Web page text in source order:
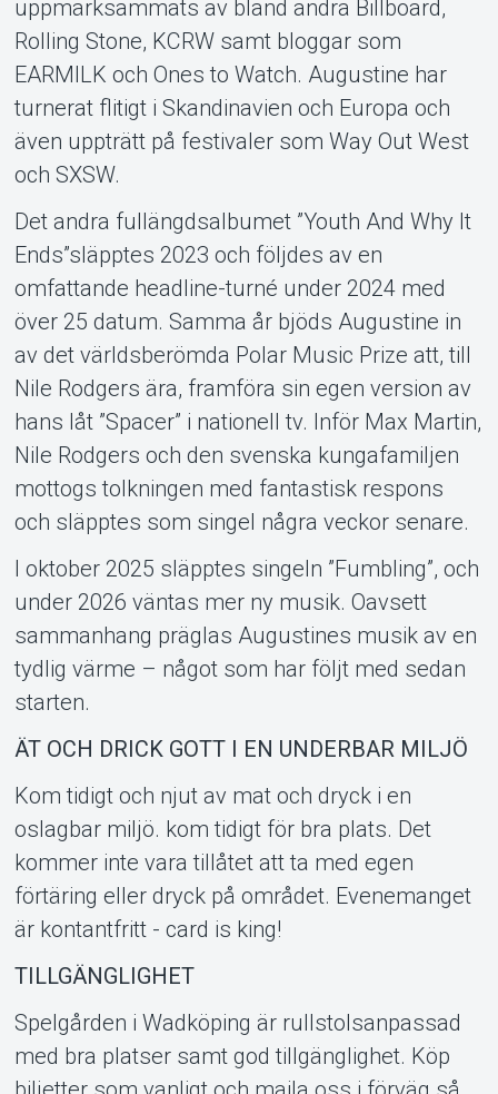
uppmärksammats av bland andra Billboard,
Rolling Stone, KCRW samt bloggar som
EARMILK och Ones to Watch. Augustine har
turnerat flitigt i Skandinavien och Europa och
även uppträtt på festivaler som Way Out West
och SXSW.
Det andra fullängdsalbumet ”Youth And Why It
Ends”släpptes 2023 och följdes av en
omfattande headline-turné under 2024 med
över 25 datum. Samma år bjöds Augustine in
av det världsberömda Polar Music Prize att, till
Nile Rodgers ära, framföra sin egen version av
hans låt ”Spacer” i nationell tv. Inför Max Martin,
Nile Rodgers och den svenska kungafamiljen
mottogs tolkningen med fantastisk respons
och släpptes som singel några veckor senare.
I oktober 2025 släpptes singeln ”Fumbling”, och
under 2026 väntas mer ny musik. Oavsett
sammanhang präglas Augustines musik av en
tydlig värme – något som har följt med sedan
starten.
ÄT OCH DRICK GOTT I EN UNDERBAR MILJÖ
Kom tidigt och njut av mat och dryck i en
oslagbar miljö. kom tidigt för bra plats. Det
kommer inte vara tillåtet att ta med egen
förtäring eller dryck på området. Evenemanget
är kontantfritt - card is king!
TILLGÄNGLIGHET
Spelgården i Wadköping är rullstolsanpassad
med bra platser samt god tillgänglighet. Köp